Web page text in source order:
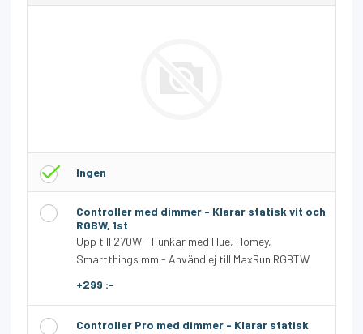
Ingen
Controller med dimmer - Klarar statisk vit och
RGBW, 1st
Upp till 270W - Funkar med Hue, Homey,
Smartthings mm - Använd ej till MaxRun RGBTW
+299 :-
Controller Pro med dimmer - Klarar statisk